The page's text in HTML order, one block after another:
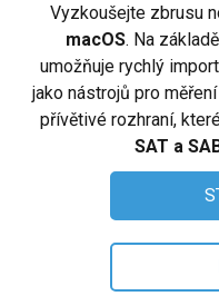
Položit otázku
Recenze zákazníků
Nápověda
EULA
Vyzkoušejte zbrusu
macOS. Na
umožňuje rychlý
jako nástrojů pro
přívětivé rozhraní,
SAT a